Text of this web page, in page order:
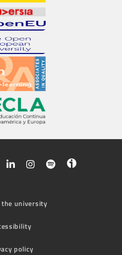
the university
policy